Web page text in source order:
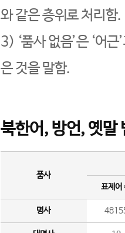
와 같은 층위로 처리함.
3) ‘품사 없음’은 ‘어
은 것을 말함.
북한어, 방언, 옛말
품사
표제어
명사